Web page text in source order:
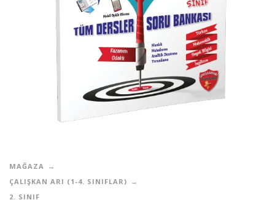
MAĞAZA
ÇALIŞKAN ARI (1-4. SINIFLAR)
2. SINIF